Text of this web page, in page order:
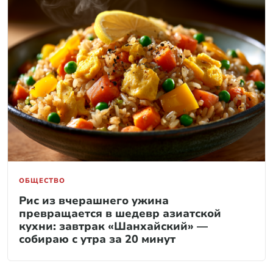
ОБЩЕСТВО
Рис из вчерашнего ужина
превращается в шедевр азиатской
кухни: завтрак «Шанхайский» —
собираю с утра за 20 минут